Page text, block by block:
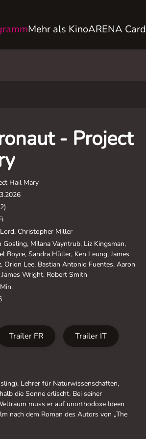
Mehr als KinoARENA Card
- Project
Hail Mary
Christopher Miller
Gosling, Milana Vayntrub, Liz Kingsman,
Boyce, Sandra Hüller, Ken Leung, James
Orion Lee, Bastian Antonio Fuentes, Aaron
James Wright, Robert Smith
Trailer FR
Trailer IT
Lehrer für Naturwissenschaften,
die Sonne erlischt. Bei seiner
muss er auf unorthodoxe Ideen
nach dem Roman des Autors von „The